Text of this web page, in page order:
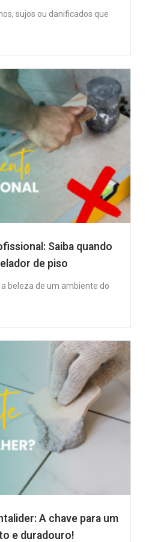
sujos ou danificados que
Saiba quando
de piso
beleza de um ambiente do
A chave para um
e duradouro!